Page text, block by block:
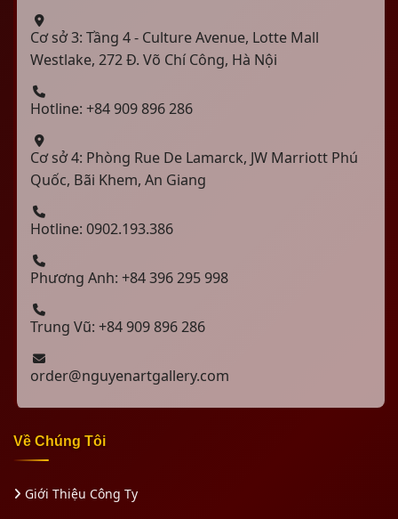
Cơ sở 3: Tầng 4 - Culture Avenue, Lotte Mall
Westlake, 272 Đ. Võ Chí Công, Hà Nội
Hotline: +84 909 896 286
Cơ sở 4: Phòng Rue De Lamarck, JW Marriott Phú
Quốc, Bãi Khem, An Giang
Hotline: 0902.193.386
Phương Anh: +84 396 295 998
Trung Vũ: +84 909 896 286
order@nguyenartgallery.com
Về Chúng Tôi
Giới Thiệu Công Ty